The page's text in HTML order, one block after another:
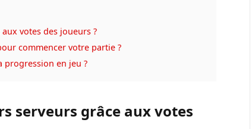
votes des joueurs ?
commencer votre partie ?
progression en jeu ?
serveurs grâce aux votes